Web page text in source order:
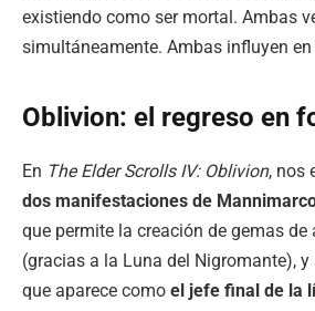
existiendo como ser mortal. Ambas
simultáneamente. Ambas influyen
Oblivion: el regreso en
En The Elder Scrolls IV: Oblivion, nos
dos manifestaciones de
que permite la creación de gemas de
(gracias a la Luna del Nigromante),
que aparece como el jefe final de la